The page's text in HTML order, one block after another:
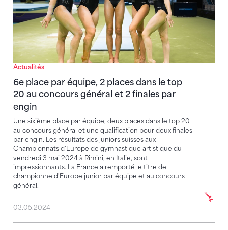
Actualités
6e place par équipe, 2 places dans le top
20 au concours général et 2 finales par
engin
Une sixième place par équipe, deux places dans le top 20
au concours général et une qualification pour deux finales
par engin. Les résultats des juniors suisses aux
Championnats d'Europe de gymnastique artistique du
vendredi 3 mai 2024 à Rimini, en Italie, sont
impressionnants. La France a remporté le titre de
championne d'Europe junior par équipe et au concours
général.
03.05.2024